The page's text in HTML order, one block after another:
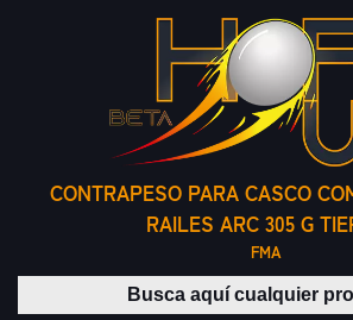
CONTRAPESO PARA CASCO
RAILES ARC 305 G
FMA
Buscar